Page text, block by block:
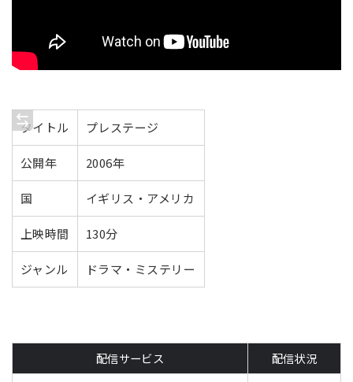
タイトル プレステージ
公開年 2006年
国 イギリス・アメリカ
上映時間 130分
ジャンル ドラマ・ミステリー
配信サービス
配信状況